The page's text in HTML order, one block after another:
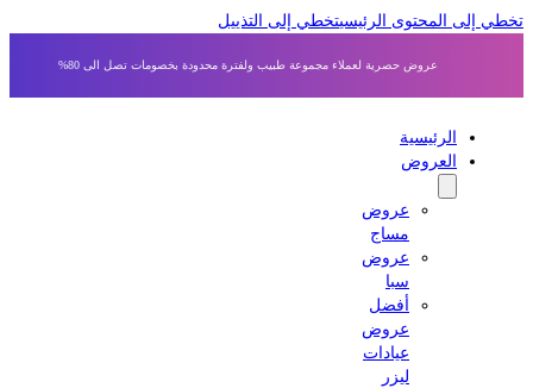
إلى المحتوى الرئيسي تخطي إلى التذييل
عروض حصرية لعملاء مجموعة طبيب ولفترة محدودة بخصومات تصل الى 80%
الرئيسية
العروض
عروض
مساج
عروض
أفضل
عروض
عيادات